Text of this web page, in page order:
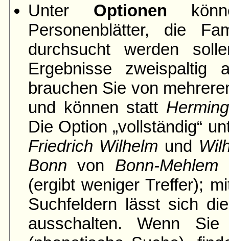
Unter Optionen
Personenblätter, die
durch­sucht werden
Ergebnisse zweispaltig
brauchen Sie von
und können statt
Die Option „vollständig“
Friedrich Wilhelm und
Bonn von Bonn-Mehlem
(ergibt weniger Treffer);
Suchfeldern lässt sich
ausschalten. Wenn Sie